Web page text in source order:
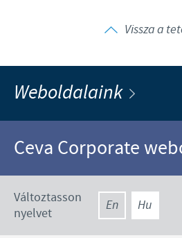
Vissza a
Weboldalaink
Ceva Corporate
Változtasson
nyelvet
En Hu